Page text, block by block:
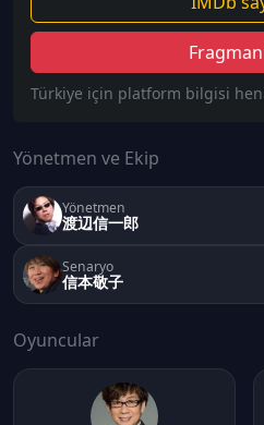
Türkiye için platform bilgisi
Yönetmen ve Ekip
Yönetmen
渡辺信一郎
Senaryo
信本敬子
Oyuncular